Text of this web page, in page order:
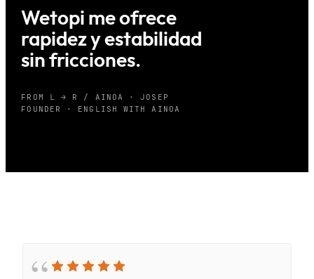
Wetopi me ofrece
rapidez y estabilidad
sin fricciones.
FROM L → R / AINOA · JOSEP
FOUNDER · ENGLISH WITH AINOA